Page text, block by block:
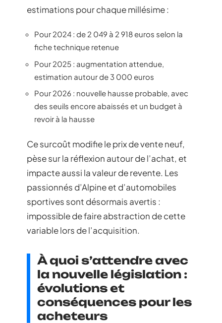
estimations pour chaque millésime :
Pour 2024 : de 2 049 à 2 918 euros selon la
fiche technique retenue
Pour 2025 : augmentation attendue,
estimation autour de 3 000 euros
Pour 2026 : nouvelle hausse probable, avec
des seuils encore abaissés et un budget à
revoir à la hausse
Ce surcoût modifie le prix de vente neuf,
pèse sur la réflexion autour de l’achat, et
impacte aussi la valeur de revente. Les
passionnés d’Alpine et d’automobiles
sportives sont désormais avertis :
impossible de faire abstraction de cette
variable lors de l’acquisition.
À quoi s’attendre avec
la nouvelle législation :
évolutions et
conséquences pour les
acheteurs